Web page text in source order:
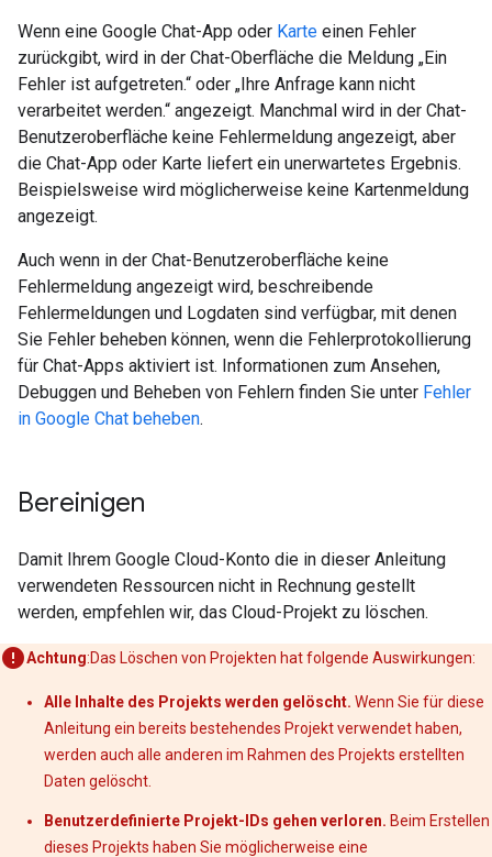
Wenn eine Google Chat-App oder Karte einen Fehler
zurückgibt, wird in der Chat-Oberfläche die Meldung „Ein
Fehler ist aufgetreten.“ oder „Ihre Anfrage kann nicht
verarbeitet werden.“ angezeigt. Manchmal wird in der Chat-
Benutzeroberfläche keine Fehlermeldung angezeigt, aber
die Chat-App oder Karte liefert ein unerwartetes Ergebnis.
Beispielsweise wird möglicherweise keine Kartenmeldung
angezeigt.
Auch wenn in der Chat-Benutzeroberfläche keine
Fehlermeldung angezeigt wird, beschreibende
Fehlermeldungen und Logdaten sind verfügbar, mit denen
Sie Fehler beheben können, wenn die Fehlerprotokollierung
für Chat-Apps aktiviert ist. Informationen zum Ansehen,
Debuggen und Beheben von Fehlern finden Sie unter Fehler
in Google Chat beheben.
Bereinigen
Damit Ihrem Google Cloud-Konto die in dieser Anleitung
verwendeten Ressourcen nicht in Rechnung gestellt
werden, empfehlen wir, das Cloud-Projekt zu löschen.
Achtung:Das Löschen von Projekten hat folgende Auswirkungen:
Alle Inhalte des Projekts werden gelöscht. Wenn Sie für diese
Anleitung ein bereits bestehendes Projekt verwendet haben,
werden auch alle anderen im Rahmen des Projekts erstellten
Daten gelöscht.
Benutzerdefinierte Projekt-IDs gehen verloren. Beim Erstellen
dieses Projekts haben Sie möglicherweise eine